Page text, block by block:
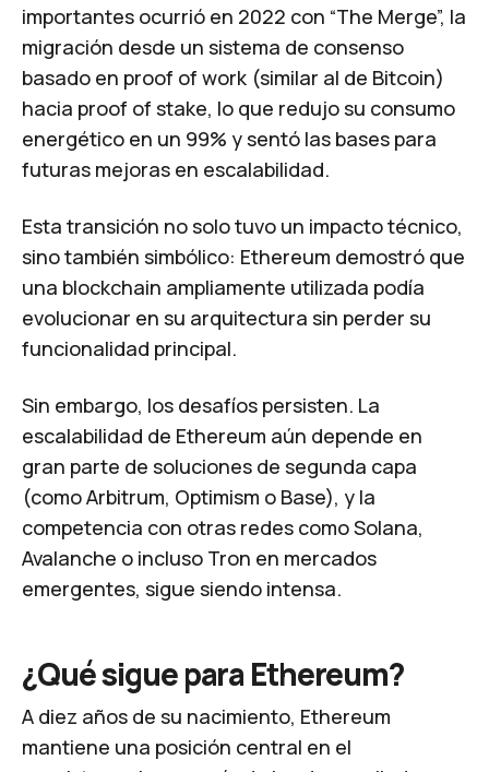
importantes ocurrió en 2022 con “The Merge”, la
migración desde un sistema de consenso
basado en proof of work (similar al de Bitcoin)
hacia proof of stake, lo que redujo su consumo
energético en un 99% y sentó las bases para
futuras mejoras en escalabilidad.
Esta transición no solo tuvo un impacto técnico,
sino también simbólico: Ethereum demostró que
una blockchain ampliamente utilizada podía
evolucionar en su arquitectura sin perder su
funcionalidad principal.
Sin embargo, los desafíos persisten. La
escalabilidad de Ethereum aún depende en
gran parte de soluciones de segunda capa
(como Arbitrum, Optimism o Base), y la
competencia con otras redes como Solana,
Avalanche o incluso Tron en mercados
emergentes, sigue siendo intensa.
¿Qué sigue para Ethereum?
A diez años de su nacimiento, Ethereum
mantiene una posición central en el